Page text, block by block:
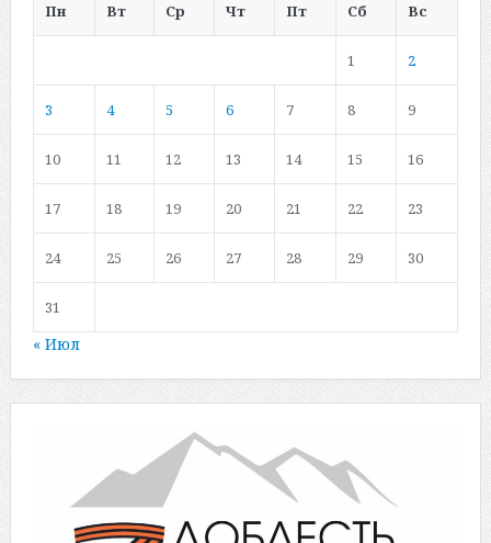
Пн
Вт Ср Чт Пт Сб Вс
1 2
3 4 5 6 7 8 9
10 11 12 13 14 15 16
17 18 19 20 21 22 23
24 25 26 27 28 29 30
31
« Июл